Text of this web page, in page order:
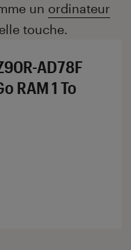
un ordinateur
touche.
AD78F
RAM 1 To